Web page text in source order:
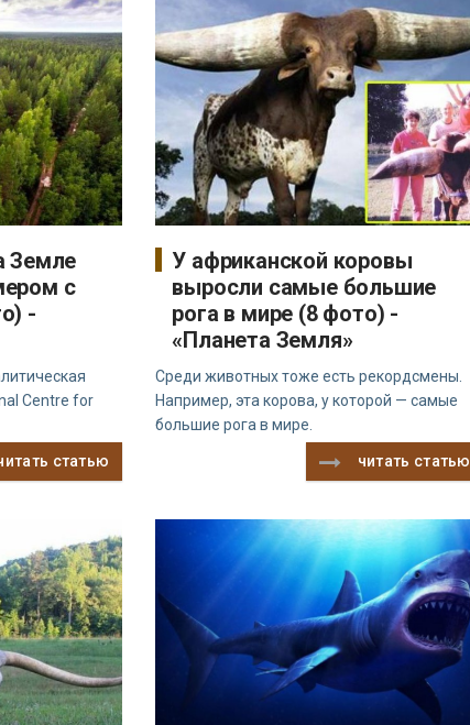
Земле
с
-
Centre for
статью
У африканской коровы
выросли самые большие
рога в мире (8 фото) -
«Планета Земля»
Среди животных тоже есть рекордсмены.
Например, эта корова, у которой — самые
большие рога в мире.
читать статью